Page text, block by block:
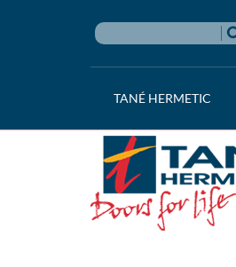
TANÉ HERMETIC